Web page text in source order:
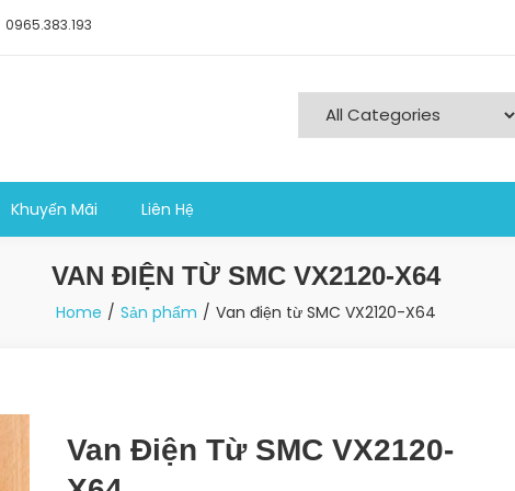
0965.383.193
Khuyến Mãi Liên Hệ
VAN ĐIỆN TỪ SMC VX2120-X64
Home Sản phẩm Van điện từ SMC VX2120-X64
Van Điện Từ SMC VX2120-